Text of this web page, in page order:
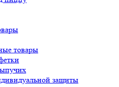
товары
защиты